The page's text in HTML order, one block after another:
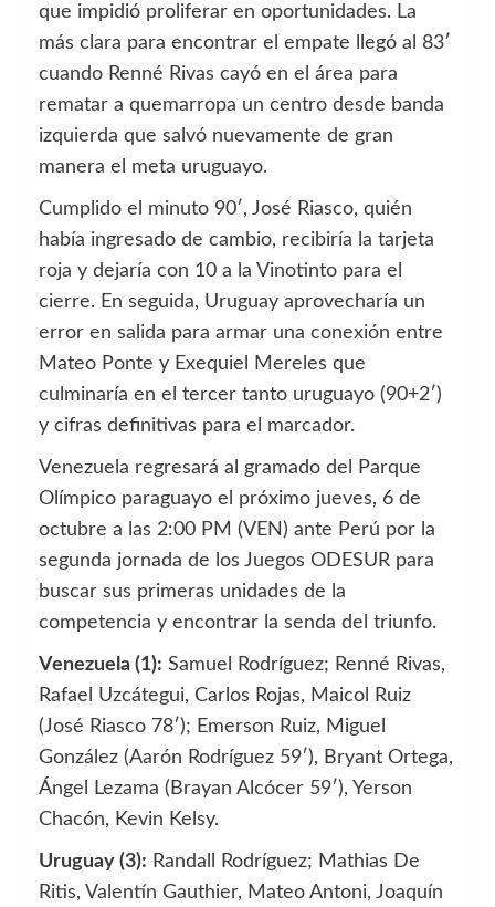
que impidió proliferar en oportunidades. La
más clara para encontrar el empate llegó al 83′
cuando Renné Rivas cayó en el área para
rematar a quemarropa un centro desde banda
izquierda que salvó nuevamente de gran
manera el meta uruguayo.
Cumplido el minuto 90′, José Riasco, quién
había ingresado de cambio, recibiría la tarjeta
roja y dejaría con 10 a la Vinotinto para el
cierre. En seguida, Uruguay aprovecharía un
error en salida para armar una conexión entre
Mateo Ponte y Exequiel Mereles que
culminaría en el tercer tanto uruguayo (90+2′)
y cifras definitivas para el marcador.
Venezuela regresará al gramado del Parque
Olímpico paraguayo el próximo jueves, 6 de
octubre a las 2:00 PM (VEN) ante Perú por la
segunda jornada de los Juegos ODESUR para
buscar sus primeras unidades de la
competencia y encontrar la senda del triunfo.
Venezuela (1): Samuel Rodríguez; Renné Rivas,
Rafael Uzcátegui, Carlos Rojas, Maicol Ruiz
(José Riasco 78′); Emerson Ruiz, Miguel
González (Aarón Rodríguez 59′), Bryant Ortega,
Ángel Lezama (Brayan Alcócer 59′), Yerson
Chacón, Kevin Kelsy.
Uruguay (3): Randall Rodríguez; Mathias De
Ritis, Valentín Gauthier, Mateo Antoni, Joaquín